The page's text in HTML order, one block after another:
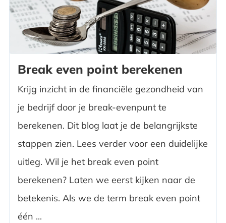
Break even point berekenen
Krijg inzicht in de financiële gezondheid van
je bedrijf door je break-evenpunt te
berekenen. Dit blog laat je de belangrijkste
stappen zien. Lees verder voor een duidelijke
uitleg. Wil je het break even point
berekenen? Laten we eerst kijken naar de
betekenis. Als we de term break even point
één ...